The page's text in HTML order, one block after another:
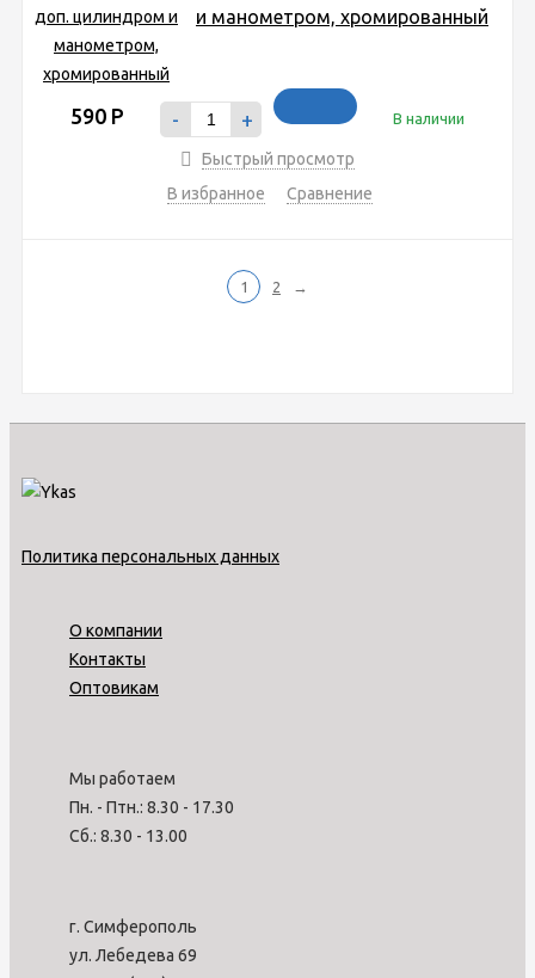
и манометром, хромированный
590 Р - + В наличии
Быстрый просмотр
В избранное
Сравнение
1 2 →
Политика персональных данных
О компании
Контакты
Оптовикам
Мы работаем
Пн. - Птн.: 8.30 - 17.30
Сб.: 8.30 - 13.00
г. Симферополь
ул. Лебедева 69